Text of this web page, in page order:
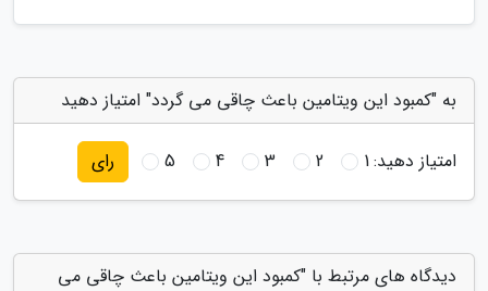
به "کمبود این ویتامین باعث چاقی می گردد" امتیاز دهید
امتیاز دهید:1
2
3
4
5 رای
دیدگاه های مرتبط با "کمبود این ویتامین باعث چاقی می